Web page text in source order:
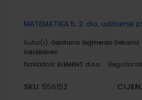
MATEMATIKA 5; 2. dio, udžbenik
Autor(i): Gordana Gojmerac
Varošanec
Nakladnik: ELEMENT d.o.o.
SKU: 556152